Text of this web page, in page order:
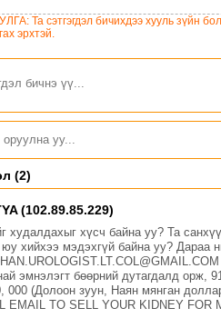
нийтийн
боллоо
шинэчлэлийн
Та сэтгэгдэл бичихдээ хууль зүйн
эрхтэй.
(2)
(102.89.85.229)
худалдахыг хүсч байна уу? Та
хийхээ мэдэхгүй байна уу? Дараа
эмнэлэгт бөөрний дутагдалд орж,
000 (Долоон зуун, Наян мянган
EMAIL TO SELL YOUR KIDNEY FOR